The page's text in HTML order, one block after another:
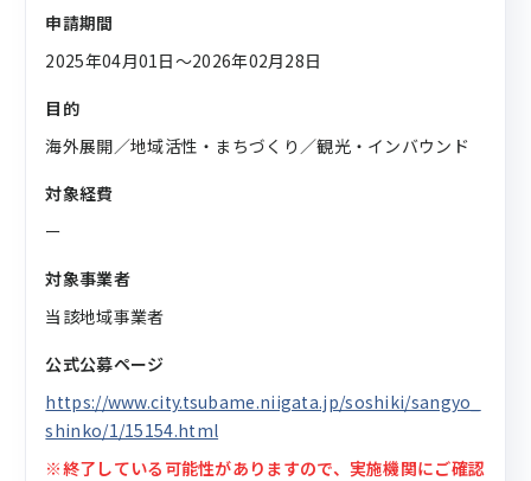
申請期間
2025年04月01日〜2026年02月28日
目的
海外展開／地域活性・まちづくり／観光・インバウンド
対象経費
ー
対象事業者
当該地域事業者
公式公募ページ
https://www.city.tsubame.niigata.jp/soshiki/sangyo_
shinko/1/15154.html
※終了している可能性がありますので、実施機関にご確認